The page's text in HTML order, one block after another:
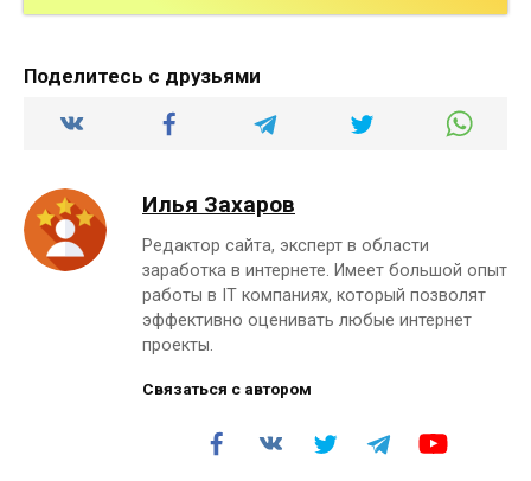
Поделитесь с друзьями
Илья Захаров
Редактор сайта, эксперт в области
заработка в интернете. Имеет большой опыт
работы в IT компаниях, который позволят
эффективно оценивать любые интернет
проекты.
Связаться с автором